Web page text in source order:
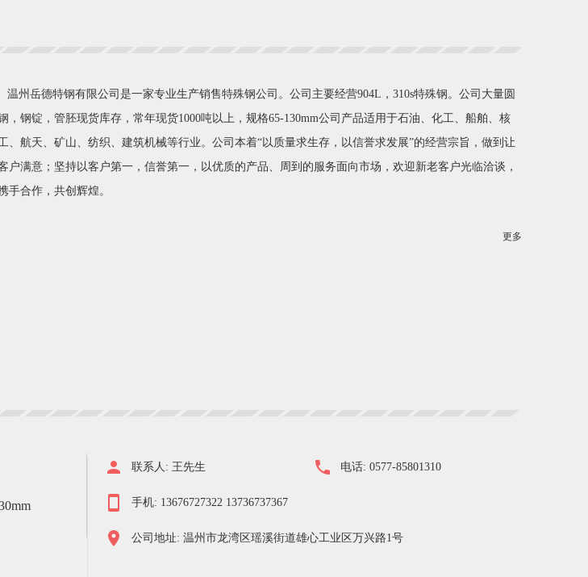
温州岳德特钢有限公司是一家专业生产销售特殊钢公司。公司主要经营904L，310s特殊钢。公司大量圆
，钢锭，管胚现货库存，常年现货1000吨以上，规格65-130mm公司产品适用于石油、化工、船舶、核
、航天、矿山、纺织、建筑机械等行业。公司本着“以质量求生存，以信誉求发展”的经营宗旨，做到让
户满意；坚持以客户第一，信誉第一，以优质的产品、周到的服务面向市场，欢迎新老客户光临洽谈，
手合作，共创辉煌。
更多
联系人: 王先生 电话: 0577-85801310
手机: 13676727322 13736737367
公司地址: 温州市龙湾区瑶溪街道雄心工业区万兴路1号